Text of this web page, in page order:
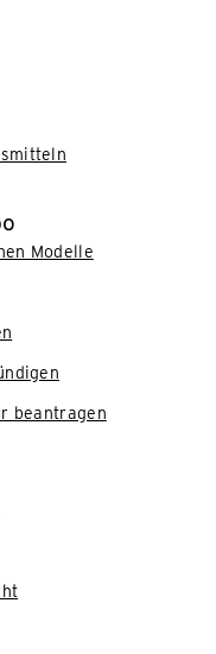
Modelle
beantragen